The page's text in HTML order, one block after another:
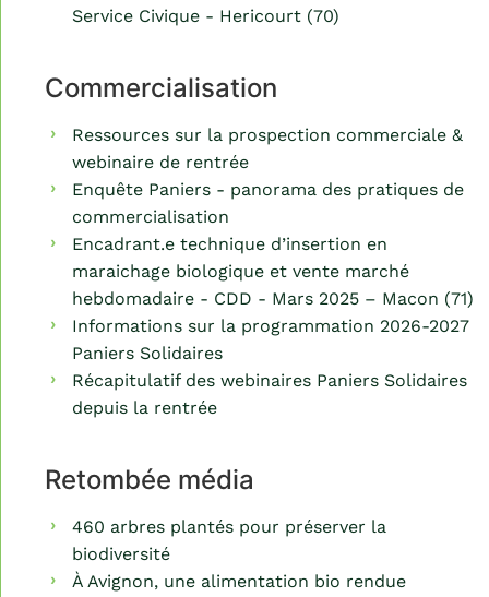
Service Civique - Hericourt (70)
Commercialisation
Ressources sur la prospection commerciale &
webinaire de rentrée
Enquête Paniers - panorama des pratiques de
commercialisation
Encadrant.e technique d’insertion en
maraichage biologique et vente marché
hebdomadaire - CDD - Mars 2025 – Macon (71)
Informations sur la programmation 2026-2027
Paniers Solidaires
Récapitulatif des webinaires Paniers Solidaires
depuis la rentrée
Retombée média
460 arbres plantés pour préserver la
biodiversité
À Avignon, une alimentation bio rendue